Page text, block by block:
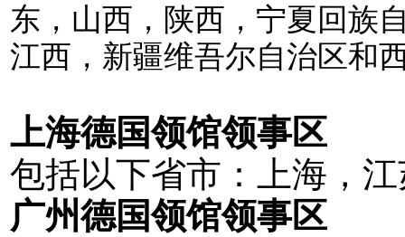
东，山西，陕西，宁夏回族
江西，新疆维吾尔自治区和
上海德国领馆领事区
包括以下省市：上海，
广州德国领馆领事区